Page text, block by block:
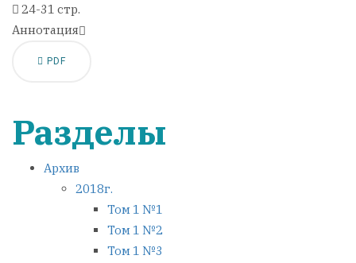
24-31 стр.
Аннотация
PDF
Разделы
Архив
2018г.
Том 1 №1
Том 1 №2
Том 1 №3